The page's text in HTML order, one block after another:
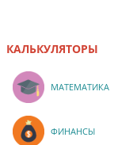
КАЛЬКУЛЯТОРЫ
МАТЕМАТИКА
ФИНАНСЫ